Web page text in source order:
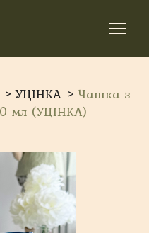
УЦІНКА
Чашка з
мл (УЦІНКА)